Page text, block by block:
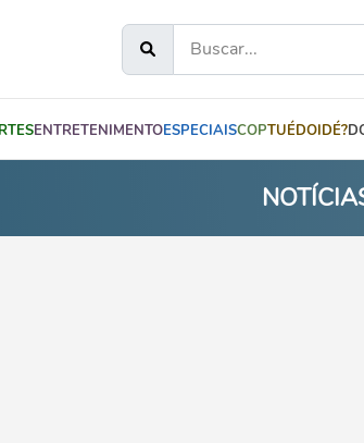
ENTRETENIMENTOESPECIAISCOPTUÉDOIDÉ?